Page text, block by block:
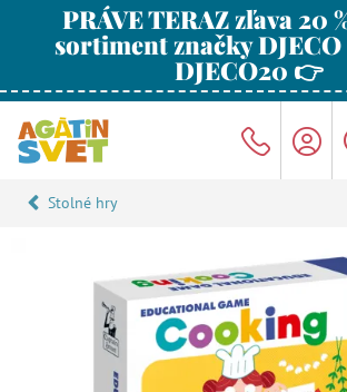
PRÁVE TERAZ zľava 20
sortiment značky
DJECO20 👉
Stolné hry